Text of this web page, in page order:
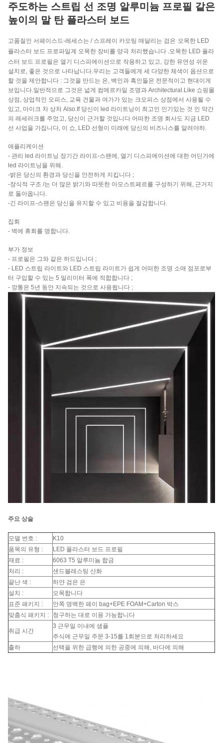
주도하는 스트립 선 조명 알루미늄 프로필 같은
높이의 말 탄 플라스터 보드
고품질인 서페이스드-레세스는 / 스프레이 카오팅 매달리는 검은 오목한 LED
플라스터 보드 프로파일계 오목한 장비를 양극 처리했습니다 .오목한 LED 플라
스터 보드 프로필 은 열기 디스피에이션으로 작용하고 있고, 강한 유연성 쉬운
설치로, 좋은 것으로 나타납니다.우리는 고객들에게 세 다양한 체색이 옵션으로
할 것을 제안합니다 : 그것을 만드는 은, 백인과 흑인들은 전문적이고 현대이게
보입니다.일반적으로 그것은 넓게 컴메르카일 조명과 Architectural.Like 쇼핑몰
상점, 상업적인 오피스, 교육 건물과 여가가 있는 크오피스 상점에서 사용될 수
있고, 마이크 차 상처 Also.If 당신이 led 라이트닝이 최고인 인기있 는 것 인 약간
의 레세러크를 주었고, 당신이 근거할 것입니다 어떠한 조명 회사도 지금 LED
선 사업을 가집니다, 이 쇼, LED 선형이 미래에 당신의 비즈니스를 알려야하.
애플리케이션
- 관리 led 라이트닝 장기간 라이프-스팬에, 열기 디스피에이션에 대한 어딘가에
led 라이트닝을 위해.
-밝은 당신의 환경과 당신을 안전하게 지킵니다 ;
-장식적 구조 /는 더 많은 밝기와 따뜻한 아모스트페르를 구성하기 위해, 근거지
로 돌아옵니다.
-긴 라이프-스팬은 당신을 유지할 수 있고 비용을 절감합니다.
집회
- 벽에 휴회를 명합니다.
부가 정보
- 프로필은 그와 같은 하드입니다 ;
- LED 스트립 라이트와 LED 스트립 라이트가 쉽게 어떠한 조명 소매 점포로부
터 구입할 수 있는 5 밀리미터 폭에 적합합니다 ;
- 깡통은 5년 동안 지속되는 것으로 사용됩니다 ;
주요 상술
모델 번호 :
K10
품목의 유형 :
LED 플라스터 보드 프로필
재료 :
6063 T5 알루미늄 합금
처리 :
샌드블래스팅 산화
끝난 색 :
하얀 검은 은
설치 :
오목합니다
표준 패키지 :
안쪽 명백한 페이 bag+EPE FOAM+Carton 박스
맞춤식 패키지 :
청구하는 대로 이용 가능합니다
취급 시간
3 근무일 이내에 샘플
주식에 근무일 주문 3-15를 1회분으로 처리하세요
출하
선택을 위한 급행에 의한 공중에 의해, 바다에 의해